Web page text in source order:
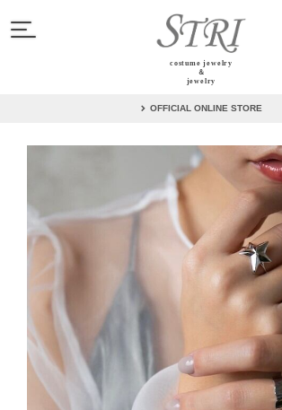
costume jewelry
＆
jewelry
OFFICIAL ONLINE STORE